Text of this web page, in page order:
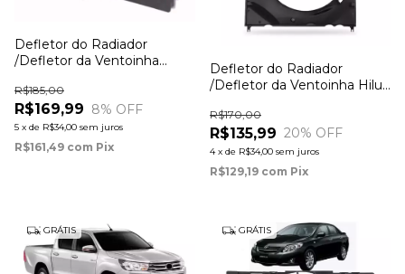
Defletor do Radiador
/Defletor da Ventoinha
à 2008
R$169,99
R$185,00
8% OFF
5 x de R$34,00 sem juros
R$161,49 com Pix
Defletor do Radiador
/Defletor da Ventoinha Hilux
2016 a 2024
R$135,99
R$170,00
20% OFF
4 x de R$34,00 sem juros
R$129,19 com Pix
GRÁTIS GRÁTIS